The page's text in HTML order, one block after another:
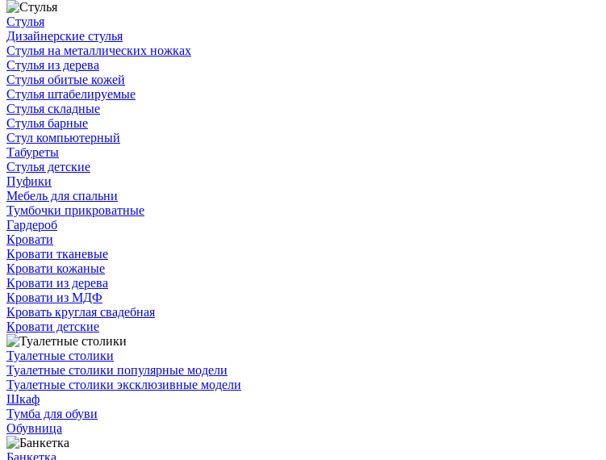
Стулья
Дизайнерские стулья
Стулья на металлических ножках
Стулья из дерева
Стулья обитые кожей
Стулья штабелируемые
Стулья складные
Стулья барные
Стул компьютерный
Табуреты
Стулья детские
Пуфики
Мебель для спальни
Тумбочки прикроватные
Гардероб
Кровати
Кровати тканевые
Кровати кожаные
Кровати из дерева
Кровати из МДФ
Кровать круглая свадебная
Кровати детские
Туалетные столики
Туалетные столики популярные модели
Туалетные столики эксклюзивные модели
Шкаф
Тумба для обуви
Обувница
Банкетка